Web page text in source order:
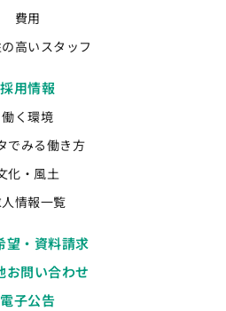
費用
高いスタッフ
採用情報
働く環境
でみる働き方
化・風土
情報一覧
望・資料請求
お問い合わせ
電子公告